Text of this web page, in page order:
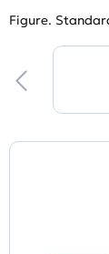
Figure.